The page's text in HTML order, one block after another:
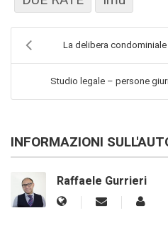
La delibera condominiale
Studio legale – persone
INFORMAZIONI
Raffaele Gurrieri